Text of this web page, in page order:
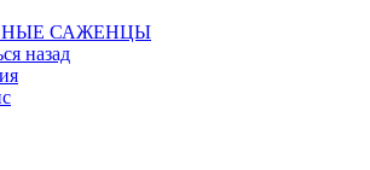
САЖЕНЦЫ
назад